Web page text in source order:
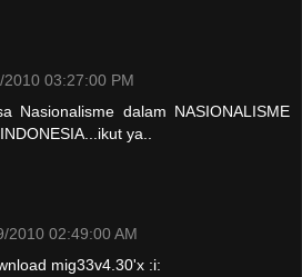
2010 03:27:00 PM
Nasionalisme dalam NASIONALISME
ya..
2010 02:49:00 AM
mig33v4.30'x :i: